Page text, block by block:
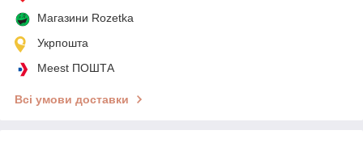
Магазини Rozetka
Укрпошта
Meest ПОШТА
Всі умови доставки